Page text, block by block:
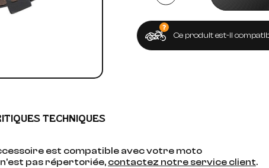
Ce produit est-il
TECHNIQUES
est compatible avec votre moto
pas répertoriée, contactez notre service client.